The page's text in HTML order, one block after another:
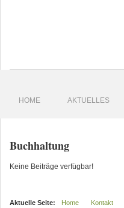
HOME AKTUELLES
Buchhaltung
Keine Beiträge verfügbar!
Aktuelle Seite: Home Kontakt